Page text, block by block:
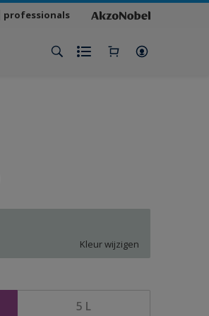
professionals
Kleur wijzigen
5 L